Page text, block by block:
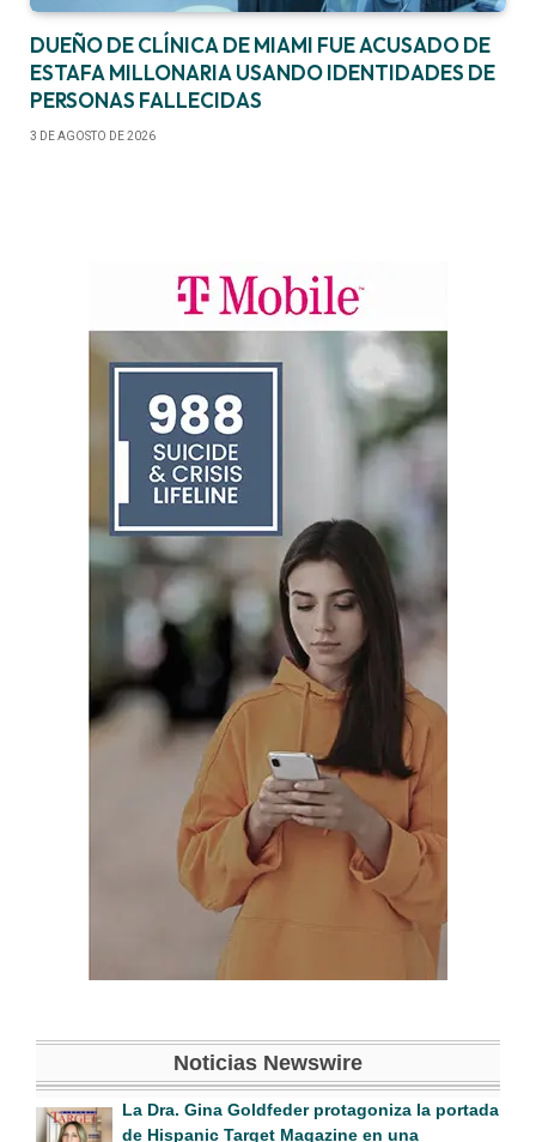
DUEÑO DE CLÍNICA DE MIAMI FUE ACUSADO DE
ESTAFA MILLONARIA USANDO IDENTIDADES DE
PERSONAS FALLECIDAS
3 DE AGOSTO DE 2026
Noticias Newswire
La Dra. Gina Goldfeder protagoniza la portada
de Hispanic Target Magazine en una